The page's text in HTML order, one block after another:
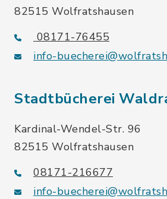
82515 Wolfratshausen
08171-76455
info-
Stadtbücherei
Kardinal-Wendel-Str. 96
82515 Wolfratshausen
08171-216677
info-